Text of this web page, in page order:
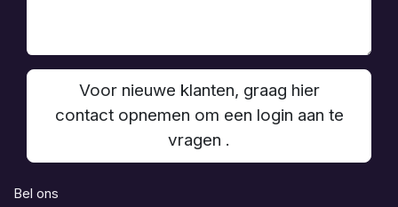
Voor nieuwe klanten, graag hier
contact opnemen om een login aan te
vragen .
Bel ons